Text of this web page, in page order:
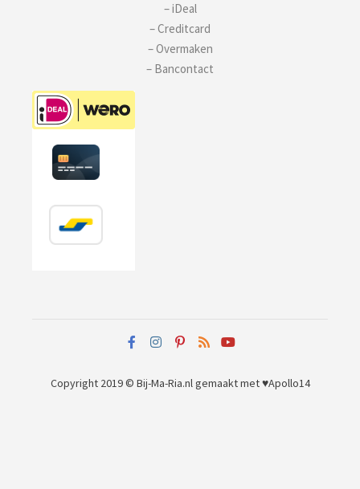
– iDeal
– Creditcard
– Overmaken
– Bancontact
Copyright 2019 © Bij-Ma-Ria.nlgemaakt met ♥Apollo14